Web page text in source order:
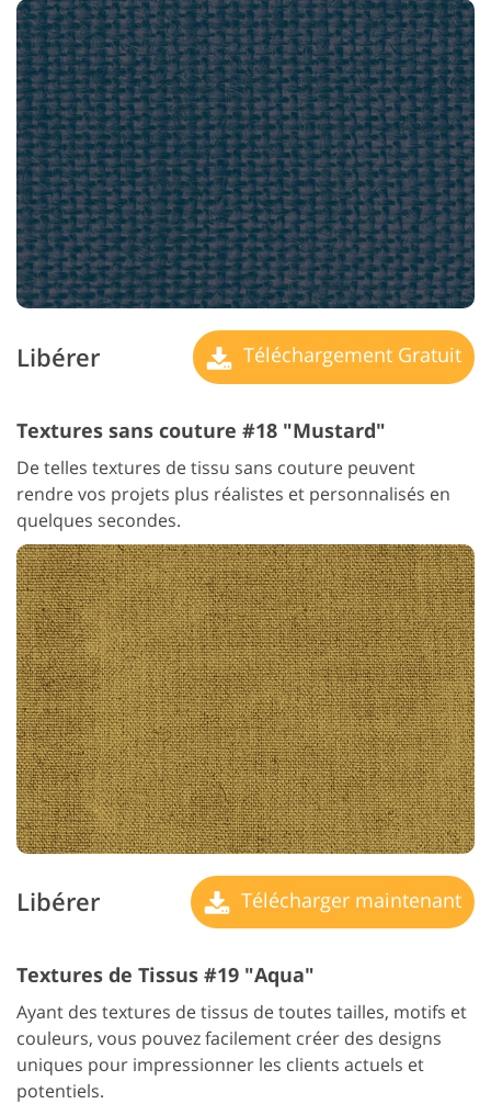
Libérer Téléchargement Gratuit
Textures sans couture #18 "Mustard"
De telles textures de tissu sans couture peuvent
rendre vos projets plus réalistes et personnalisés en
quelques secondes.
Libérer Télécharger maintenant
Textures de Tissus #19 "Aqua"
Ayant des textures de tissus de toutes tailles, motifs et
couleurs, vous pouvez facilement créer des designs
uniques pour impressionner les clients actuels et
potentiels.